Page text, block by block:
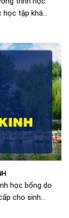
tập khá...
học bổng do
cho sinh